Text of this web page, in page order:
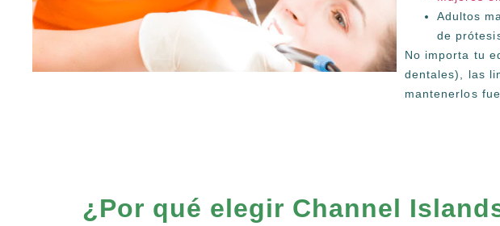
Adultos
de
No importa tu
dentales), las
mantenerlos
¿Por qué elegir Channel